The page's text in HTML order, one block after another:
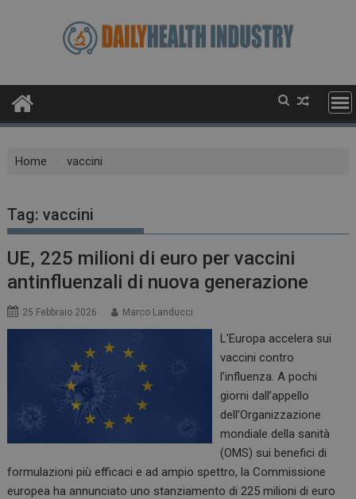
Home vaccini
Tag:vaccini
UE, 225 milioni di euro per vaccini
antinfluenzali di nuova generazione
25 Febbraio 2026 Marco Landucci
L’Europa accelera sui
vaccini contro
l’influenza. A pochi
giorni dall’appello
dell’Organizzazione
mondiale della sanità
(OMS) sui benefici di
formulazioni più efficaci e ad ampio spettro, la Commissione
europea ha annunciato uno stanziamento di 225 milioni di euro